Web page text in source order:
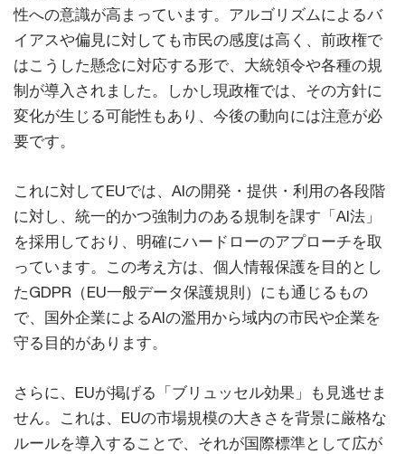
性への意識が高まっています。アルゴリズムによるバ
イアスや偏見に対しても市民の感度は高く、前政権で
はこうした懸念に対応する形で、大統領令や各種の規
制が導入されました。しかし現政権では、その方針に
変化が生じる可能性もあり、今後の動向には注意が必
要です。
これに対してEUでは、AIの開発・提供・利用の各段階
に対し、統一的かつ強制力のある規制を課す「AI法」
を採用しており、明確にハードローのアプローチを取
っています。この考え方は、個人情報保護を目的とし
たGDPR（EU一般データ保護規則）にも通じるもの
で、国外企業によるAIの濫用から域内の市民や企業を
守る目的があります。
さらに、EUが掲げる「ブリュッセル効果」も見逃せま
せん。これは、EUの市場規模の大きさを背景に厳格な
ルールを導入することで、それが国際標準として広が